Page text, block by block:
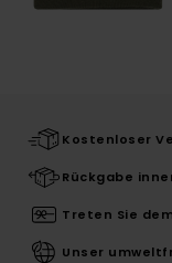
Kostenloser
Rückgabe
Treten Sie
Unser